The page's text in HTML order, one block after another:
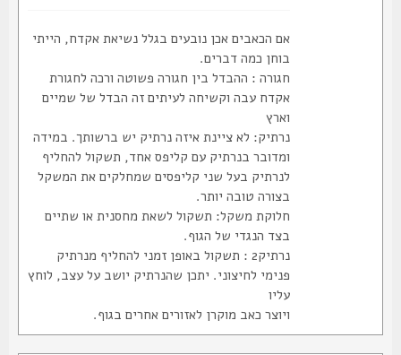
אם הכאבים אכן נובעים בגלל נשיאת אקדח, הייתי
בוחן כמה דברים.
חגורה : ההבדל בין חגורה פשוטה ורכה לחגורת
אקדח עבה וקשיחה לעיתים זה הבדל של שמיים
נרתיק: לא ציינת איזה נרתיק יש ברשותך. במידה
ומדובר בנרתיק עם קליפס אחד, תשקול להחליף
לנרתיק בעל שני קליפסים שמחלקים את המשקל
בצורה טובה יותר.
חלוקת משקל: תשקול לשאת מחסנית או שתיים
בצד הנגדי של הגוף.
נרתיק2 : תשקול באופן זמני להחליף מנרתיק
פנימי לחיצוני. יתכן שהנרתיק יושב על עצב, לוחץ
ויוצר כאב מוקרן לאזורים אחרים בגוף.